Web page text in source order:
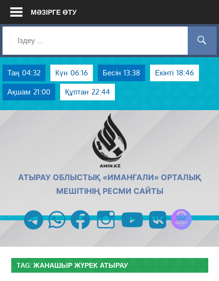
Skip
МӘЗІРГЕ ӨТУ
Таң 04:32 Күн 06:16 Бесін 13:38 Екінті 18:46
Ақшам 21:00 Құптан 22:44
АТЫРАУ ОБЛЫСТЫҚ «ИМАНҒАЛИ» ОРТАЛЫҚ
МЕШІТІНІҢ РЕСМИ САЙТЫ
telegramwhatsappfacebookinstagramyoutubevk
TAG: ЖАНАШЫР ЖҮРЕК АТЫРАУ